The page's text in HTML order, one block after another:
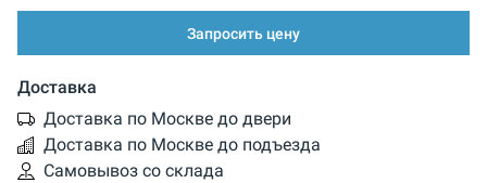
Запросить цену
Доставка
Доставка по Москве до двери
Доставка по Москве до подъезда
Самовывоз со склада